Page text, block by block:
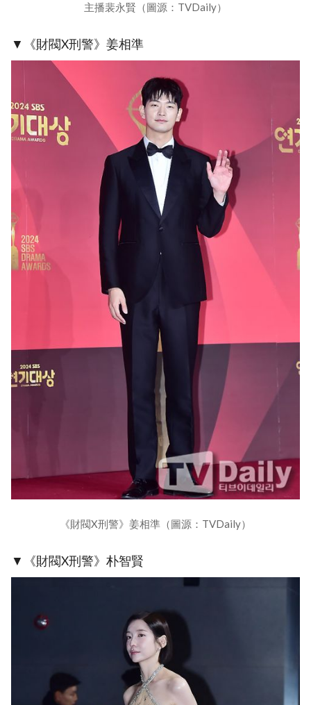
主播裴永賢（圖源：TVDaily）
▼《財閥X刑警》姜相準
《財閥X刑警》姜相準（圖源：TVDaily）
▼《財閥X刑警》朴智賢